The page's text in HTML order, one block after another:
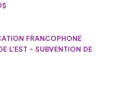
FRANCOPHONE
L’EST - SUBVENTION DE